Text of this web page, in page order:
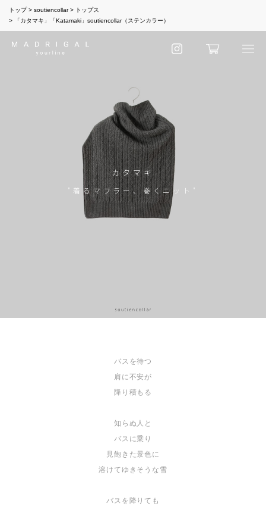
トップ soutiencollar
トップス
「カタマキ」「Katamaki」soutiencollar（ステンカラー）
カタマキ
"着るマフラー、巻くニット"
バスを待つ
肩に不安が
降り積もる
知らぬ人と
バスに乗り
見飽きた景色に
溶けてゆきそうな雪
バスを降りても